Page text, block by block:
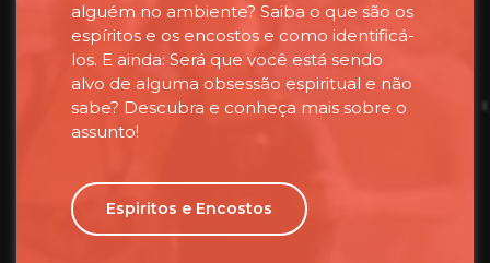
alguém no ambiente? Saiba o que são os
espíritos e os encostos e como identificá-
los. E ainda: Será que você está sendo
alvo de alguma obsessão espiritual e não
sabe? Descubra e conheça mais sobre o
assunto!
Espiritos e Encostos